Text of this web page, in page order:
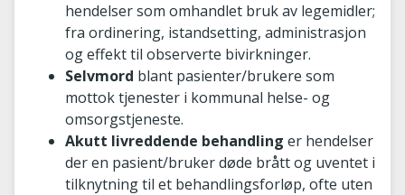
hendelser som omhandlet bruk av legemidler;
fra ordinering, istandsetting, administrasjon
og effekt til observerte bivirkninger.
Selvmord blant pasienter/brukere som
mottok tjenester i kommunal helse- og
omsorgstjeneste.
Akutt livreddende behandling er hendelser
der en pasient/bruker døde brått og uventet i
tilknytning til et behandlingsforløp, ofte uten